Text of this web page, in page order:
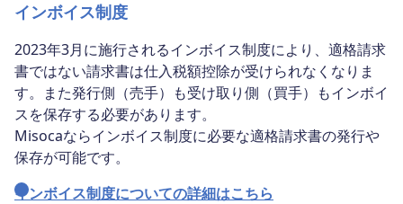
インボイス制度
2023年3月に施行されるインボイス制度により、適格請求
書ではない請求書は仕入税額控除が受けられなくなりま
す。また発行側（売手）も受け取り側（買手）もインボイ
スを保存する必要があります。
Misocaならインボイス制度に必要な適格請求書の発行や
保存が可能です。
インボイス制度についての詳細はこちら